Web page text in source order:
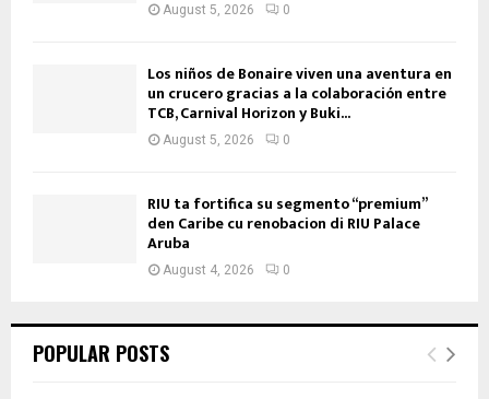
August 5, 2026 0
Los niños de Bonaire viven una aventura en
un crucero gracias a la colaboración entre
TCB, Carnival Horizon y Buki...
August 5, 2026 0
RIU ta fortifica su segmento “premium”
den Caribe cu renobacion di RIU Palace
Aruba
August 4, 2026 0
POPULAR POSTS